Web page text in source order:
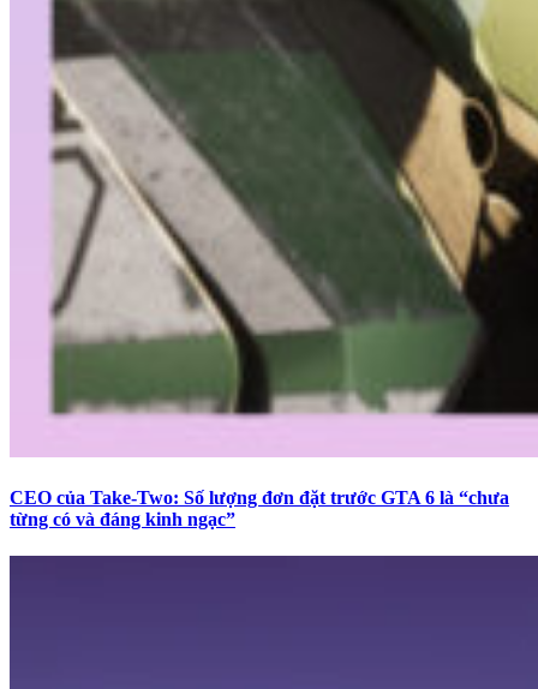
CEO của Take-Two: Số lượng đơn đặt trước GTA 6 là “chưa
từng có và đáng kinh ngạc”